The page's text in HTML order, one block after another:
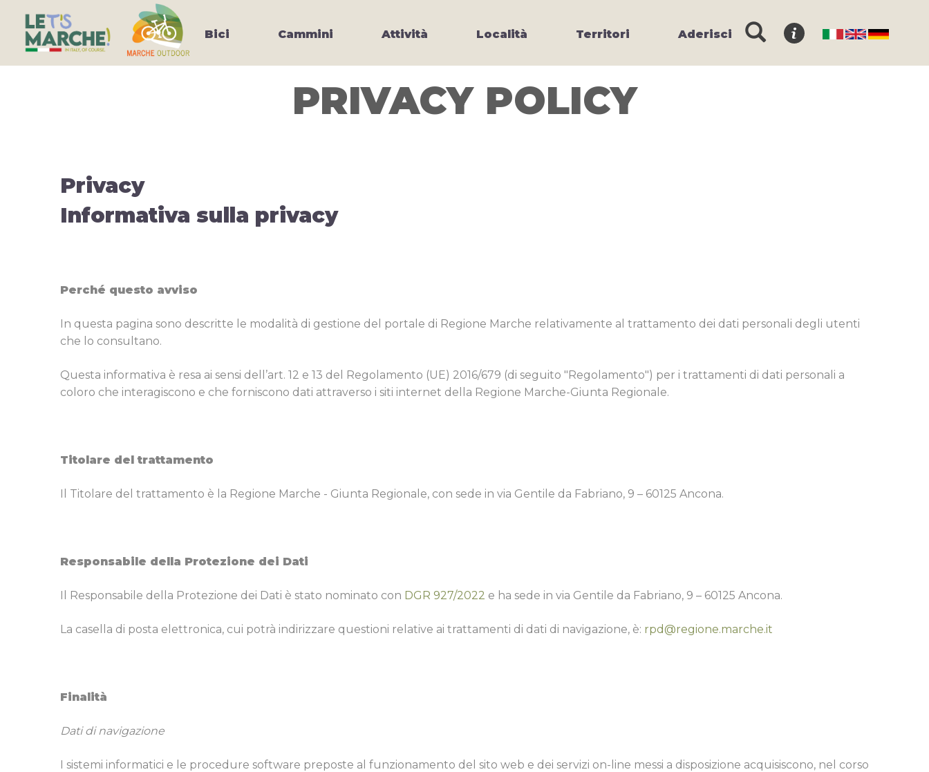
Bici Cammini Attività Località Territori Aderisci
PRIVACY POLICY
Privacy
Informativa sulla privacy
Perché questo avviso
In questa pagina sono descritte le modalità di gestione del portale di Regione Marche relativamente al trattamento dei dati personali degli utenti
che lo consultano.
Questa informativa è resa ai sensi dell’art. 12 e 13 del Regolamento (UE) 2016/679 (di seguito "Regolamento") per i trattamenti di dati personali a
coloro che interagiscono e che forniscono dati attraverso i siti internet della Regione Marche-Giunta Regionale.
Titolare del trattamento
Il Titolare del trattamento è la Regione Marche - Giunta Regionale, con sede in via Gentile da Fabriano, 9 – 60125 Ancona.
Responsabile della Protezione dei Dati
Il Responsabile della Protezione dei Dati è stato nominato con DGR 927/2022 e ha sede in via Gentile da Fabriano, 9 – 60125 Ancona.
La casella di posta elettronica, cui potrà indirizzare questioni relative ai trattamenti di dati di navigazione, è: rpd@regione.marche.it
Finalità
Dati di navigazione
I sistemi informatici e le procedure software preposte al funzionamento del sito web e dei servizi on-line messi a disposizione acquisiscono, nel corso